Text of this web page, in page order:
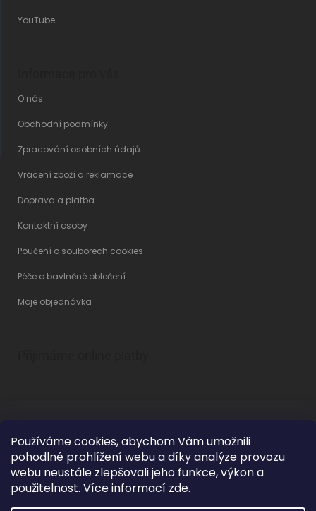
Používáme cookies, abychom Vám umožnili
pohodlné prohlížení webu a díky analýze provozu
webu neustále zlepšovali jeho funkce, výkon a
použitelnost. Více informací zde.
YouTube
O nás
Obchodní podmínky
Zpracování osobních údajů
Vrácení zboží a reklamace
Doprava a platba
Kontaktní osoby
Poučení o souborech cookies
Péče o bavlněné oblečení
Moje objednávka
Vytvořil Shoptet